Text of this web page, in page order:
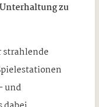
zu
und